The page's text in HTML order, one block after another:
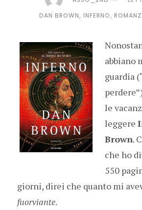
DAN BROWN, INFERNO,
abbiano
guardia
le
leggere
Brown.
che ho
550
giorni, direi che quanto mi
fuorviante.